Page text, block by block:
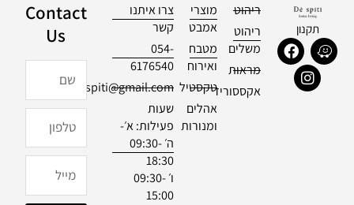
תקנון
W
a
z
e
F
a n
s
t
ריהוט
ריהוט
משלים
מראות
אקססוריז
מוצרי
אמבט
מטבח
ואירוח
טקסטיל
אהלים
ומנורות
צרו איתנו
קשר
054-
6176540
officialdespiti@gmail.com
שעות
פעילות: א׳-
ה׳ 09:30-
18:30
ו׳ 09:30-
15:00
Contact
Us